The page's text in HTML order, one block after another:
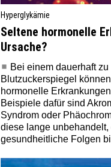
Hyperglykämie
Seltene hormonelle
Ursache?
Bei einem dauerhaft zu
Blutzuckerspiegel
hormonelle
Beispiele dafür sind
Syndrom oder
diese lange
gesundheitliche Folgen